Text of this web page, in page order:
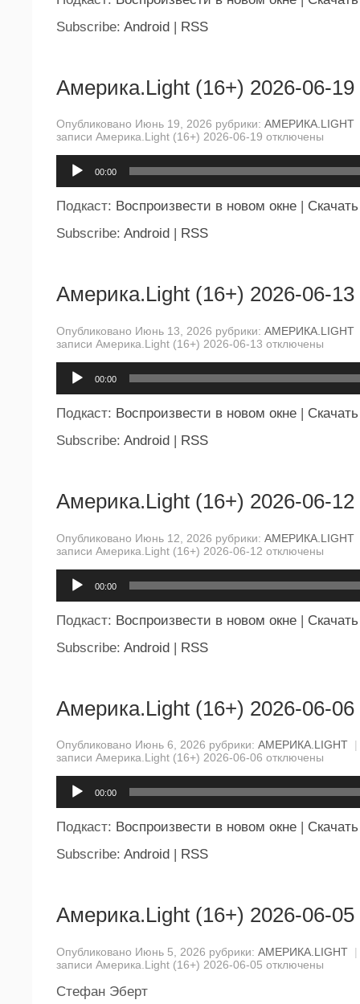
Subscribe: Android | RSS
Америка.Light (16+) 2026-06-19
Опубликовано Июнь 19, 2026 рубрики: АМЕРИКА.LIGHT
записи Америка.Light (16+) 2026-06-19 отключены
00:00
Подкаст: Воспроизвести в новом окне
Скачать
Subscribe: Android RSS
Америка.Light (16+) 2026-06-13
Опубликовано Июнь 13, 2026 рубрики: АМЕРИКА.LIGHT
записи Америка.Light (16+) 2026-06-13 отключены
00:00
Подкаст: Воспроизвести в новом окне | Скачать
Subscribe: Android | RSS
Америка.Light (16+) 2026-06-12
Опубликовано Июнь 12, 2026 рубрики: АМЕРИКА.LIGHT
записи Америка.Light (16+) 2026-06-12 отключены
00:00
Подкаст: Воспроизвести в новом окне | Скачать
Subscribe: Android | RSS
Америка.Light (16+) 2026-06-06
Опубликовано Июнь 6, 2026 рубрики: АМЕРИКА.LIGHT |
записи Америка.Light (16+) 2026-06-06 отключены
00:00
Подкаст: Воспроизвести в новом окне | Скачать
Subscribe: Android | RSS
Америка.Light (16+) 2026-06-05
Опубликовано Июнь 5, 2026 рубрики: АМЕРИКА.LIGHT |
записи Америка.Light (16+) 2026-06-05 отключены
Стефан Эберт